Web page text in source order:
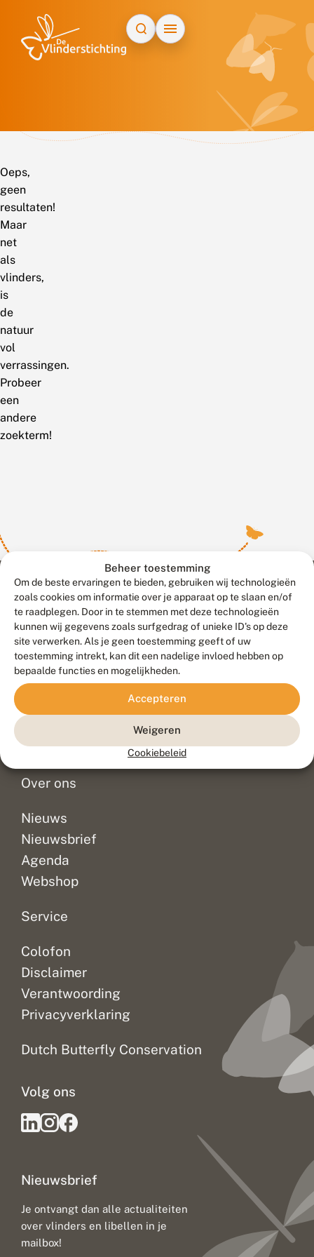
Beheer toestemming
Om de beste ervaringen te bieden, gebruiken wij technologieën
zoals cookies om informatie over je apparaat op te slaan en/of
te raadplegen. Door in te stemmen met deze technologieën
kunnen wij gegevens zoals surfgedrag of unieke ID's op deze
site verwerken. Als je geen toestemming geeft of uw
toestemming intrekt, kan dit een nadelige invloed hebben op
bepaalde functies en mogelijkheden.
Accepteren
Weigeren
Cookiebeleid
Oeps,
geen
resultaten!
Maar
net
als
vlinders,
is
de
natuur
vol
verrassingen.
Probeer
een
andere
zoekterm!
Contact
Veelgestelde vragen
Doneer
Over ons
Nieuws
Nieuwsbrief
Agenda
Webshop
Service
Colofon
Disclaimer
Verantwoording
Privacyverklaring
Dutch Butterfly Conservation
Nieuwsbrief
Je ontvangt dan alle actualiteiten
over vlinders en libellen in je
mailbox!
Volg ons
Meld waarnemingen© 2026 Vlinderstichting
Duurzaam ontwikkeld door
Go2People
, ontworpen door
Blue Field Agency
Privacy
Disclaimer
Sitemap